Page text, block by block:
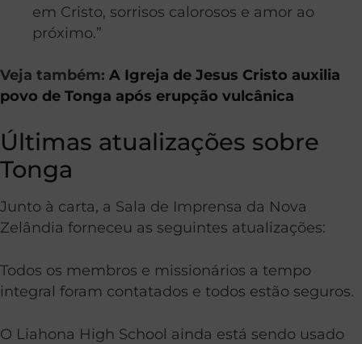
em Cristo, sorrisos calorosos e amor ao
próximo.”
Veja também: A Igreja de Jesus Cristo auxilia
povo de Tonga após erupção vulcânica
Últimas atualizações sobre
Tonga
Junto à carta, a Sala de Imprensa da Nova
Zelândia forneceu as seguintes atualizações:
Todos os membros e missionários a tempo
integral foram contatados e todos estão seguros.
O Liahona High School ainda está sendo usado